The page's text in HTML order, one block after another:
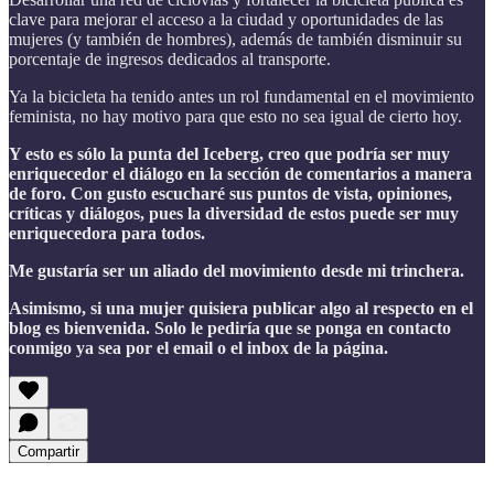
clave para mejorar el acceso a la ciudad y oportunidades de las
mujeres (y también de hombres), además de también disminuir su
porcentaje de ingresos dedicados al transporte.
Ya la bicicleta ha tenido antes un rol fundamental en el movimiento
feminista, no hay motivo para que esto no sea igual de cierto hoy.
Y esto es sólo la punta del Iceberg, creo que podría ser muy
enriquecedor el diálogo en la sección de comentarios a manera
de foro. Con gusto escucharé sus puntos de vista, opiniones,
críticas y diálogos, pues la diversidad de estos puede ser muy
enriquecedora para todos.
Me gustaría ser un aliado del movimiento desde mi trinchera.
Asimismo, si una mujer quisiera publicar algo al respecto en el
blog es bienvenida. Solo le pediría que se ponga en contacto
conmigo ya sea por el email o el inbox de la página.
Compartir